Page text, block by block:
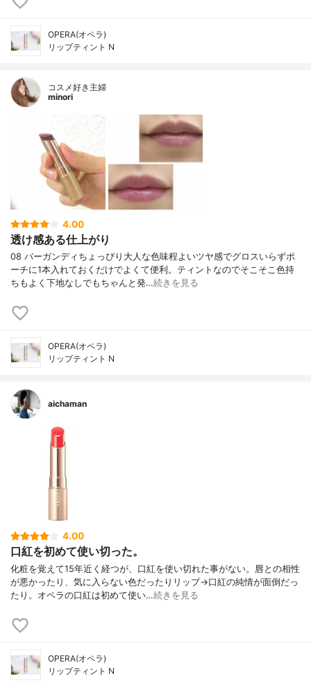
OPERA(オペラ)
リップティント N
コスメ好き主婦
minori
4.00
透け感ある仕上がり
08 バーガンディちょっぴり大人な色味程よいツヤ感でグロスいらずポ
ーチに1本入れておくだけでよくて便利。ティントなのでそこそこ色持
ちもよく下地なしでもちゃんと発…続きを見る
OPERA(オペラ)
リップティント N
aichaman
4.00
口紅を初めて使い切った。
化粧を覚えて15年近く経つが、口紅を使い切れた事がない。唇との相性
が悪かったり、気に入らない色だったりリップ→口紅の純情が面倒だっ
たり。オペラの口紅は初めて使い…続きを見る
OPERA(オペラ)
リップティント N